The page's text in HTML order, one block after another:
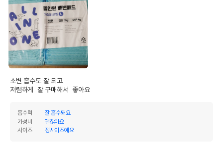
소변 흡수도 잘 되고
저렴하게  잘 구매해서  좋아요
흡수력
잘 흡수돼요
가성비
괜찮아요
사이즈
정사이즈예요